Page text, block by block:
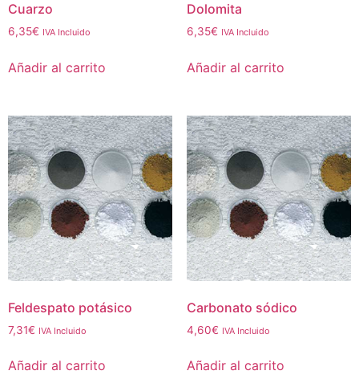
Cuarzo
6,35€ IVA Incluido
Añadir al carrito
Dolomita
6,35€ IVA Incluido
Añadir al carrito
Feldespato potásico
7,31€ IVA Incluido
Añadir al carrito
Carbonato sódico
4,60€ IVA Incluido
Añadir al carrito